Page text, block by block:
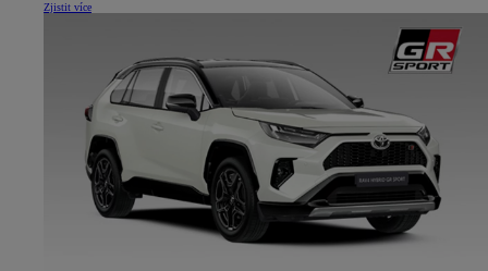
Zjistit více